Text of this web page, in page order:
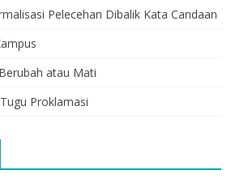
Pelecehan Dibalik Kata Candaan
atau Mati
Proklamasi